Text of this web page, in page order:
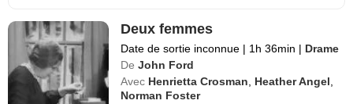
Deux femmes
Date de sortie inconnue | 1h 36min | Drame
De John Ford
Avec Henrietta Crosman, Heather Angel,
Norman Foster